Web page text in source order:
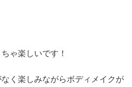
ゃ楽しいです！
く楽しみながらボディメイクが